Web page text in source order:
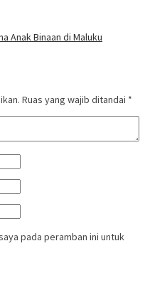
Anak Binaan di Maluku
Ruas yang wajib ditandai *
pada peramban ini untuk